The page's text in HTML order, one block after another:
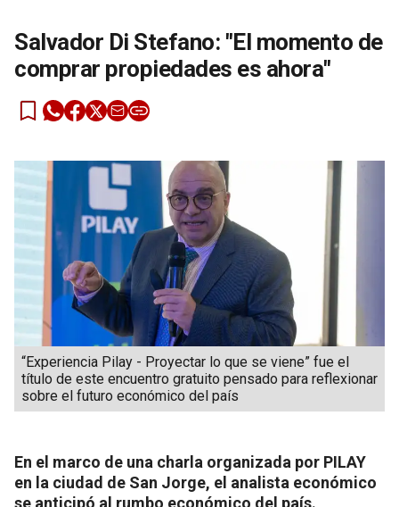
Salvador Di Stefano: "El momento de
comprar propiedades es ahora"
“Experiencia Pilay - Proyectar lo que se viene” fue el
título de este encuentro gratuito pensado para reflexionar
sobre el futuro económico del país
En el marco de una charla organizada por PILAY
en la ciudad de San Jorge, el analista económico
se anticipó al rumbo económico del país.